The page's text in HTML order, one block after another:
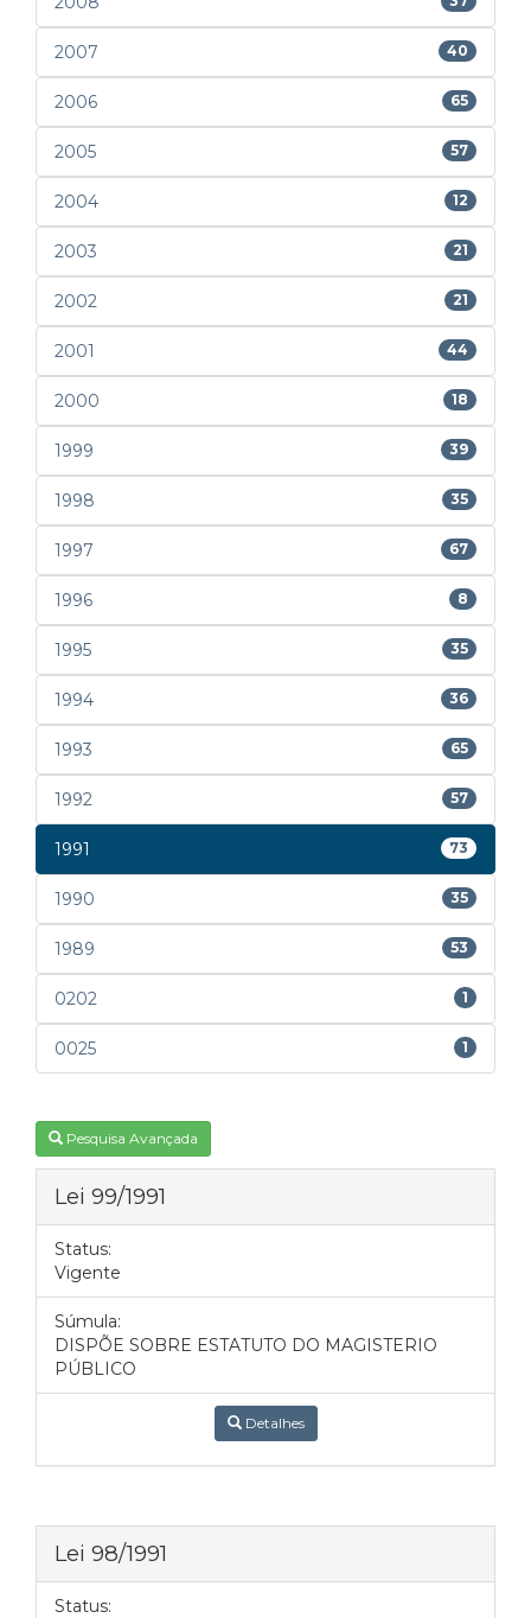
2007 40
2006 65
2005 57
2004 12
2003 21
2002 21
2001 44
2000 18
1999 39
1998 35
1997 67
1996 8
1995 35
1994 36
1993 65
1992 57
1991 73
1990 35
1989 53
0202 1
0025 1
Pesquisa Avançada
Lei 99/1991
Status:
Vigente
Súmula:
DISPÕE SOBRE ESTATUTO DO MAGISTERIO
PÚBLICO
Detalhes
Lei 98/1991
Status: